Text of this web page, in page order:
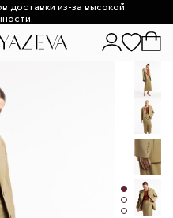
доставки из-за высокой